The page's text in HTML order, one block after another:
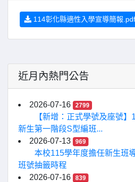
114彰化縣適性入學宣導簡報.pdf
近月內熱門公告
2026-07-16 2799
【新增：正式學號及座號
新生第一階段S型編班...
2026-07-13
969
本校115學年度擔任新生班
班號抽籤時程
2026-07-16
839